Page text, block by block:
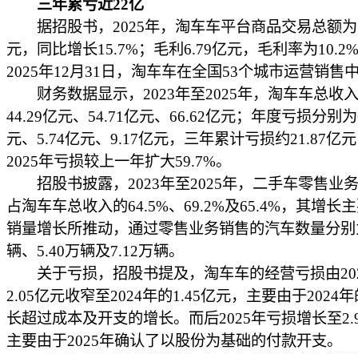
三年累亏近22亿
据招股书，2025年，淘车车平台商品交易总额为
元，同比增长15.7%；毛利6.79亿元，毛利率为
2025年12月31日，淘车车在全国53个城市运营销售
财务数据显示，2023年至2025年，淘车车总收
44.29亿元、54.71亿元、66.62亿元；年度亏损分别
元、5.74亿元、9.17亿元，三年累计亏损约21.87亿
2025年亏损较上一年扩大59.7%。
招股书披露，2023年至2025年，二手车零售业
占淘车车总收入的64.5%、69.2%及65.4%，其增长
销量增长所推动，通过零售业务销售的汽车数量分
辆、5.40万辆及7.12万辆。
关于亏损，招股书提及，淘车车的经营亏损由
2.05亿元收窄至2024年的1.45亿元，主要由于2024
长超过成本及开支的增长。而后2025年亏损增长至
主要由于2025年确认了以股份为基础的付款开支。